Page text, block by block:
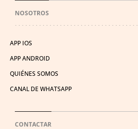
NOSOTROS
APP IOS
APP ANDROID
QUIÉNES SOMOS
CANAL DE WHATSAPP
CONTACTAR